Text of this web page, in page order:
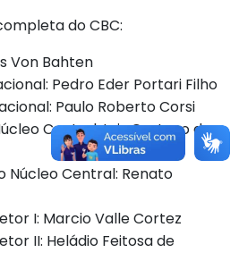
do CBC:
Von Bahten
Pedro Eder Portari Filho
Paulo Roberto Corsi
Central: Luiz Gustavo de
Núcleo Central: Renato
I: Marcio Valle Cortez
II: Heládio Feitosa de